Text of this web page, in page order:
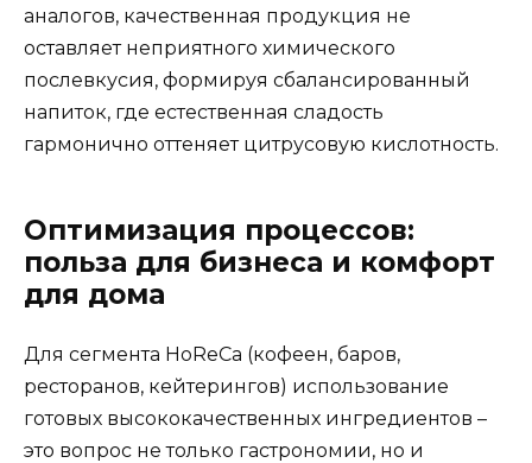
аналогов, качественная продукция не
оставляет неприятного химического
послевкусия, формируя сбалансированный
напиток, где естественная сладость
гармонично оттеняет цитрусовую кислотность.
Оптимизация процессов:
польза для бизнеса и комфорт
для дома
Для сегмента HoReCa (кофеен, баров,
ресторанов, кейтерингов) использование
готовых высококачественных ингредиентов –
это вопрос не только гастрономии, но и